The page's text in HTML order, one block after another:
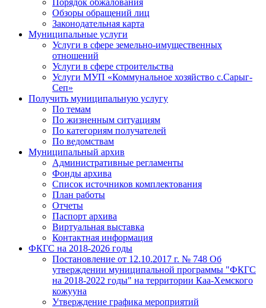
Порядок обжалования
Обзоры обращений лиц
Законодательная карта
Муниципальные услуги
Услуги в сфере земельно-имущественных
отношений
Услуги в сфере строительства
Услуги МУП «Коммунальное хозяйство с.Сарыг-
Сеп»
Получить муниципальную услугу
По темам
По жизненным ситуациям
По категориям получателей
По ведомствам
Муниципальный архив
Административные регламенты
Фонды архива
Список источников комплектования
План работы
Отчеты
Паспорт архива
Виртуальная выставка
Контактная информация
ФКГС на 2018-2026 годы
Постановление от 12.10.2017 г. № 748 Об
утверждении муниципальной программы "ФКГС
на 2018-2022 годы" на территории Каа-Хемского
кожууна
Утверждение графика мероприятий